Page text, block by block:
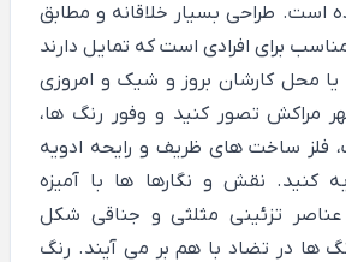
است. طراحی بسیار خلاقانه و مطابق
برای افرادی است که تمایل دارند
محل کارشان بروز و شیک و امروزی
مراکش تصور کنید و وفور رنگ ها،
فلز ساخت های ظریف و رایحه ادویه
کنید. نقش و نگارها ها با آمیزه
تزئینی مثلثی و جناقی شکل
ها در تضاد با هم بر می آیند. رنگ